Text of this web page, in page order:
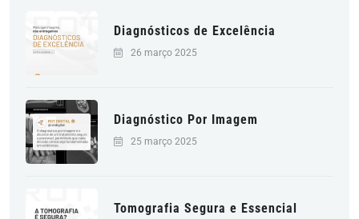
Diagnósticos de Excelência
26 março 2025
Diagnóstico Por Imagem
25 março 2025
Tomografia Segura e Essencial